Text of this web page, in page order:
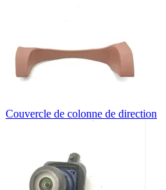
Couvercle de colonne de direction